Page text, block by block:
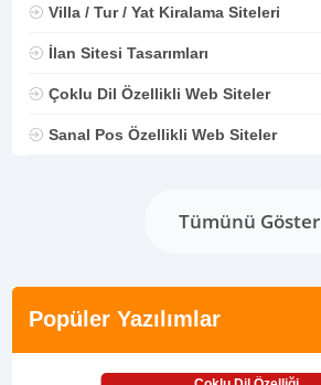
Villa / Tur / Yat Kiralama Siteleri
İlan Sitesi Tasarımları
Çoklu Dil Özellikli Web Siteler
Sanal Pos Özellikli Web Siteler
Tümünü Göster
Popüler Yazılımlar